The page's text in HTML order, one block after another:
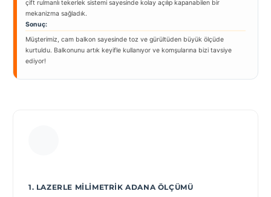
çift rulmanlı tekerlek sistemi sayesinde kolay açılıp kapanabilen bir
mekanizma sağladık.
Sonuç:
Müşterimiz, cam balkon sayesinde toz ve gürültüden büyük ölçüde
kurtuldu. Balkonunu artık keyifle kullanıyor ve komşularına bizi tavsiye
ediyor!
1. LAZERLE MILIMETRIK ADANA ÖLÇÜMÜ